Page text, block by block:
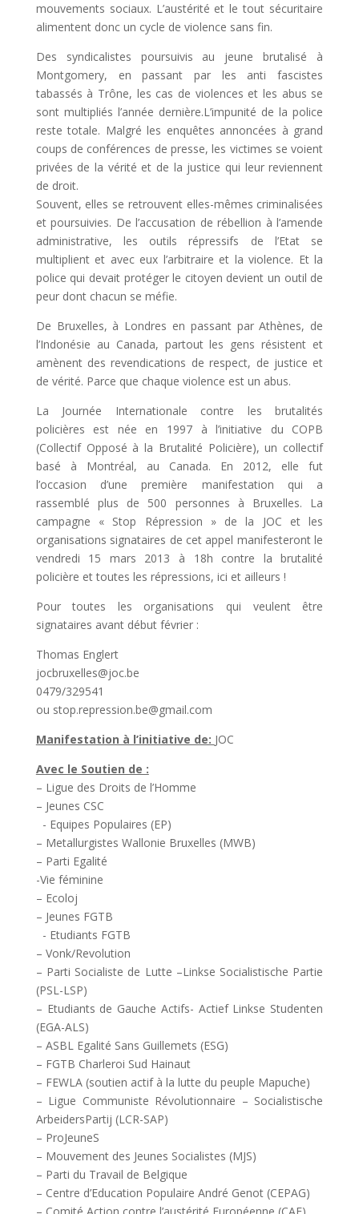
mouvements sociaux. L’austérité et le tout sécuritaire
alimentent donc un cycle de violence sans fin.
Des syndicalistes poursuivis au jeune brutalisé à
Montgomery, en passant par les anti fascistes
tabassés à Trône, les cas de violences et les abus se
sont multipliés l’année dernière.L’impunité de la police
reste totale. Malgré les enquêtes annoncées à grand
coups de conférences de presse, les victimes se voient
privées de la vérité et de la justice qui leur reviennent
de droit.
Souvent, elles se retrouvent elles-mêmes criminalisées
et poursuivies. De l’accusation de rébellion à l’amende
administrative, les outils répressifs de l’Etat se
multiplient et avec eux l’arbitraire et la violence. Et la
police qui devait protéger le citoyen devient un outil de
peur dont chacun se méfie.
De Bruxelles, à Londres en passant par Athènes, de
l’Indonésie au Canada, partout les gens résistent et
amènent des revendications de respect, de justice et
de vérité. Parce que chaque violence est un abus.
La Journée Internationale contre les brutalités
policières est née en 1997 à l’initiative du COPB
(Collectif Opposé à la Brutalité Policière), un collectif
basé à Montréal, au Canada. En 2012, elle fut
l’occasion d’une première manifestation qui a
rassemblé plus de 500 personnes à Bruxelles. La
campagne « Stop Répression » de la JOC et les
organisations signataires de cet appel manifesteront le
vendredi 15 mars 2013 à 18h contre la brutalité
policière et toutes les répressions, ici et ailleurs !
Pour toutes les organisations qui veulent être
signataires avant début février :
Thomas Englert
jocbruxelles@joc.be
0479/329541
ou stop.repression.be@gmail.com
Manifestation à l’initiative de: JOC
Avec le Soutien de :
– Ligue des Droits de l’Homme
– Jeunes CSC
- Equipes Populaires (EP)
– Metallurgistes Wallonie Bruxelles (MWB)
– Parti Egalité
-Vie féminine
– Ecoloj
– Jeunes FGTB
- Etudiants FGTB
– Vonk/Revolution
– Parti Socialiste de Lutte –Linkse Socialistische Partie
(PSL-LSP)
– Etudiants de Gauche Actifs- Actief Linkse Studenten
(EGA-ALS)
– ASBL Egalité Sans Guillemets (ESG)
– FGTB Charleroi Sud Hainaut
– FEWLA (soutien actif à la lutte du peuple Mapuche)
– Ligue Communiste Révolutionnaire – Socialistische
ArbeidersPartij (LCR-SAP)
– ProJeuneS
– Mouvement des Jeunes Socialistes (MJS)
– Parti du Travail de Belgique
– Centre d’Education Populaire André Genot (CEPAG)